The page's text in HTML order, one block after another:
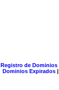
Registro de Dominios
Dominios Expirados |